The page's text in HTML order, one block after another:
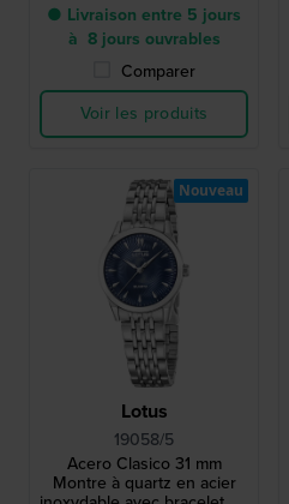
● Livraison entre 5 jours
à 8 jours ouvrables
Comparer
Voir les produits
Lotus
19058/5
Acero Clasico 31 mm
Montre à quartz en acier
Nouveau